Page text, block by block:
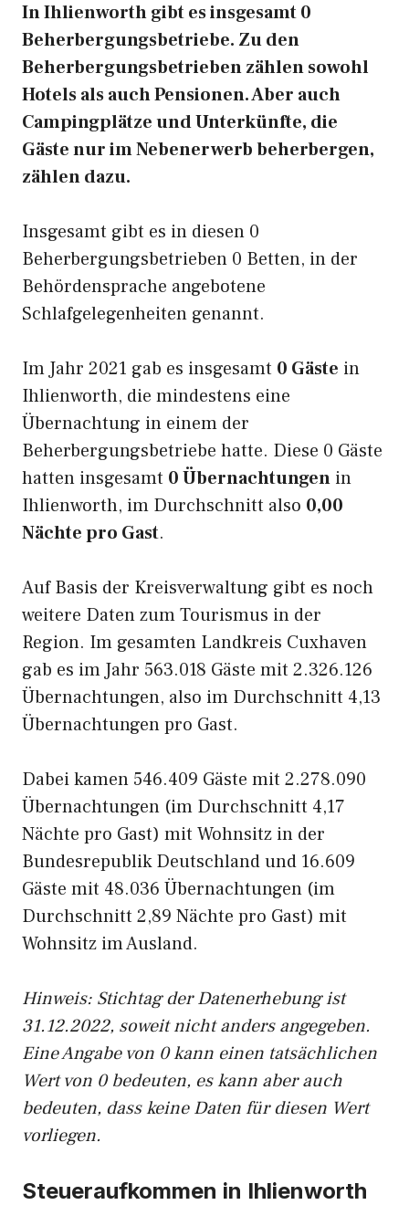
In Ihlienworth gibt es insgesamt 0
Beherbergungsbetriebe. Zu den
Beherbergungsbetrieben zählen sowohl
Hotels als auch Pensionen. Aber auch
Campingplätze und Unterkünfte, die
Gäste nur im Nebenerwerb beherbergen,
zählen dazu.
Insgesamt gibt es in diesen 0
Beherbergungsbetrieben 0 Betten, in der
Behördensprache angebotene
Schlafgelegenheiten genannt.
Im Jahr 2021 gab es insgesamt 0 Gäste in
Ihlienworth, die mindestens eine
Übernachtung in einem der
Beherbergungsbetriebe hatte. Diese 0 Gäste
hatten insgesamt 0 Übernachtungen in
Ihlienworth, im Durchschnitt also 0,00
Nächte pro Gast.
Auf Basis der Kreisverwaltung gibt es noch
weitere Daten zum Tourismus in der
Region. Im gesamten Landkreis Cuxhaven
gab es im Jahr 563.018 Gäste mit 2.326.126
Übernachtungen, also im Durchschnitt 4,13
Übernachtungen pro Gast.
Dabei kamen 546.409 Gäste mit 2.278.090
Übernachtungen (im Durchschnitt 4,17
Nächte pro Gast) mit Wohnsitz in der
Bundesrepublik Deutschland und 16.609
Gäste mit 48.036 Übernachtungen (im
Durchschnitt 2,89 Nächte pro Gast) mit
Wohnsitz im Ausland.
Hinweis: Stichtag der Datenerhebung ist
31.12.2022, soweit nicht anders angegeben.
Eine Angabe von 0 kann einen tatsächlichen
Wert von 0 bedeuten, es kann aber auch
bedeuten, dass keine Daten für diesen Wert
vorliegen.
Steueraufkommen in Ihlienworth